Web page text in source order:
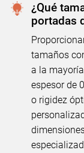
¿Qué
portadas
tamaños
a la
espesor de
o rigidez